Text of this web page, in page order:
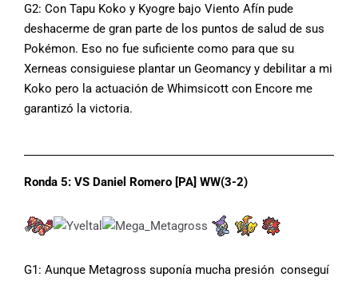
G2: Con Tapu Koko y Kyogre bajo Viento Afín pude
deshacerme de gran parte de los puntos de salud de sus
Pokémon. Eso no fue suficiente como para que su
Xerneas consiguiese plantar un Geomancy y debilitar a mi
Koko pero la actuación de Whimsicott con Encore me
garantizó la victoria.
Ronda 5: VS Daniel Romero [PA] WW(3-2)
G1: Aunque Metagross suponía mucha presión conseguí